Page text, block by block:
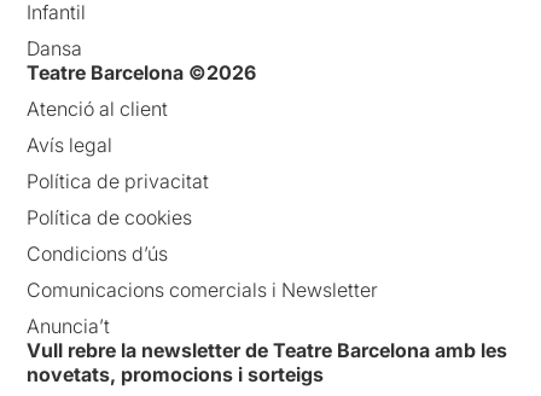
Infantil
Dansa
Teatre Barcelona ©2026
Atenció al client
Avís legal
Política de privacitat
Política de cookies
Condicions d’ús
Comunicacions comercials i Newsletter
Anuncia’t
Vull rebre la newsletter de Teatre Barcelona amb les
novetats, promocions i sorteigs